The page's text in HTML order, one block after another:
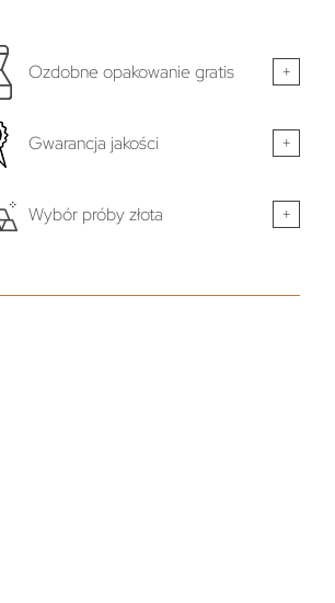
Ozdobne opakowanie gratis +
Gwarancja jakości +
Wybór próby złota +